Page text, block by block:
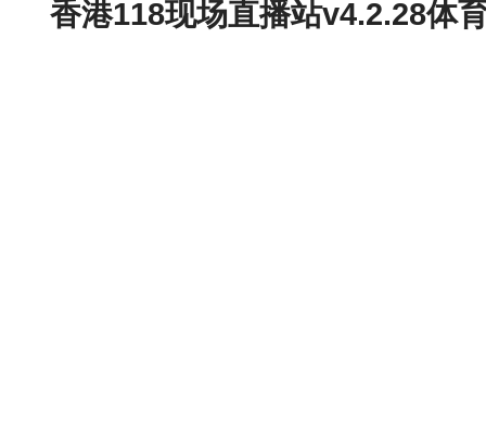
香港118现场直播站v4.2.28体